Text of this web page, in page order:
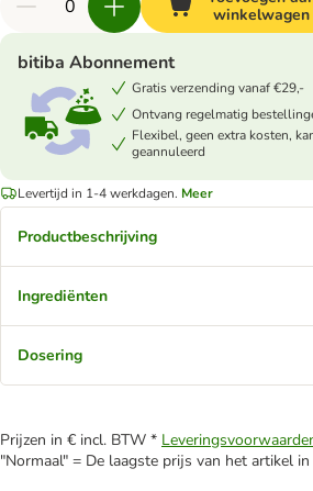
winkelwagen
bitiba Abonnement
Gratis verzending vanaf €29,-
Ontvang regelmatig
Flexibel, geen extra kosten,
geannuleerd
Levertijd in 1-4 werkdagen. Meer
Productbeschrijving
Ingrediënten
Dosering
Prijzen in € incl. BTW *
"Normaal" = De laagste prijs van het artikel